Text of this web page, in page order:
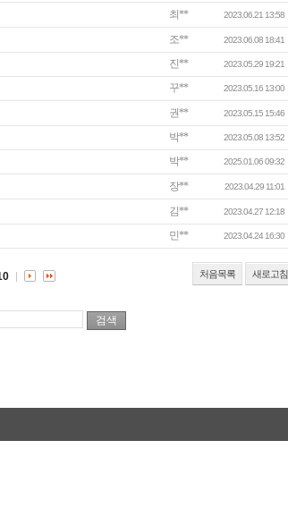
최** 2023.06.21 13:58
조** 2023.06.08 18:41
진** 2023.05.29 19:21
꾸** 2023.05.16 13:00
권** 2023.05.15 15:46
박** 2023.05.08 13:52
박** 2025.01.06 09:32
장** 2023.04.29 11:01
김** 2023.04.27 12:18
민** 2023.04.24 16:30
처음목록 새로고침